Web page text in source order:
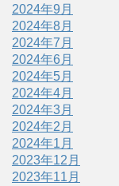
2024年9月
2024年8月
2024年7月
2024年6月
2024年5月
2024年4月
2024年3月
2024年2月
2024年1月
2023年12月
2023年11月